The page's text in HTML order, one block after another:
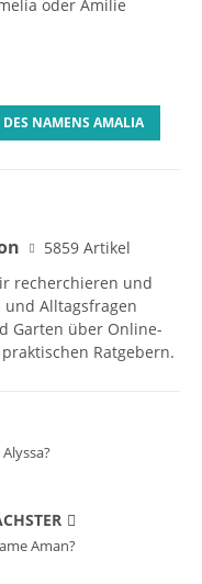
oder Amilie
DES NAMENS AMALIA
5859 Artikel
recherchieren und
und Alltagsfragen
Garten über Online-
Ratgebern.
Aman?